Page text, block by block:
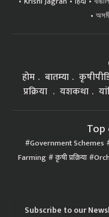
होम बातम्या
प्रक्रिया
यशकथा
Top
Government Schemes
Farming कृषी प्रक्रिया
Subscribe to our